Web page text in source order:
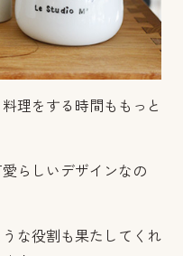
理をする時間ももっと
らしいデザインなの
な役割も果たしてくれ